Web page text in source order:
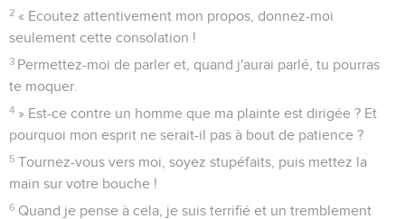
2 « Ecoutez attentivement mon propos, donnez-moi
seulement cette consolation !
3 Permettez-moi de parler et, quand j'aurai parlé, tu pourras
te moquer.
4 » Est-ce contre un homme que ma plainte est dirigée ? Et
pourquoi mon esprit ne serait-il pas à bout de patience ?
5 Tournez-vous vers moi, soyez stupéfaits, puis mettez la
main sur votre bouche !
6 Quand je pense à cela, je suis terrifié et un tremblement